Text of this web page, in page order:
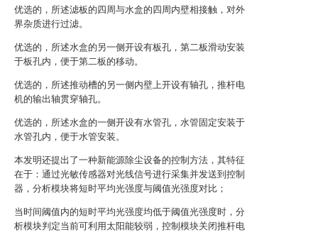
优选的，所述滤板的四周与水盒的四周内壁相接触，对外
界杂质进行过滤。
优选的，所述水盒的另一侧开设有板孔，第二板滑动安装
于板孔内，便于第二板的移动。
优选的，所述推动槽的另一侧内壁上开设有轴孔，推杆电
机的输出轴贯穿轴孔。
优选的，所述水盒的一侧开设有水管孔，水管固定安装于
水管孔内，便于水管安装。
本发明还提出了一种新能源除尘设备的控制方法，其特征
在于：通过光敏传感器对光线信号进行采集并发送到控制
器，分析模块将短时平均光强度与阈值光强度对比；
当时间阈值内的短时平均光强度均低于阈值光强度时，分
析模块判定当前可利用太阳能较弱，控制模块关闭推杆电